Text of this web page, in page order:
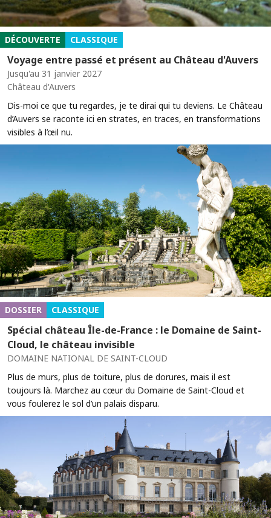
DÉCOUVERTE CLASSIQUE
Voyage entre passé et présent au Château d'Auvers
Jusqu'au 31 janvier 2027
Château d'Auvers
Dis-moi ce que tu regardes, je te dirai qui tu deviens. Le Château
d’Auvers se raconte ici en strates, en traces, en transformations
visibles à l’œil nu.
DOSSIER CLASSIQUE
Spécial château Île-de-France : le Domaine de Saint-
Cloud, le château invisible
DOMAINE NATIONAL DE SAINT-CLOUD
Plus de murs, plus de toiture, plus de dorures, mais il est
toujours là. Marchez au cœur du Domaine de Saint-Cloud et
vous foulerez le sol d’un palais disparu.